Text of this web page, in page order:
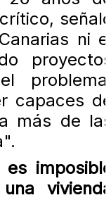
ni
capaces
más de
es